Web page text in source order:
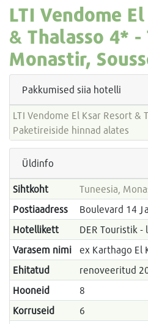
LTI Vendome
& Thalasso 4* -
Monastir,
Pakkumised siia hotelli
LTI Vendome El Ksar Resort &
Paketireiside hinnad alates
Üldinfo
Sihtkoht
Tuneesia,
Postiaadress
Boulevard 14
Hotellikett
DER Touristik -
Varasem nimi
ex Karthago El
Ehitatud
renoveeritud
Hooneid
8
Korruseid
6